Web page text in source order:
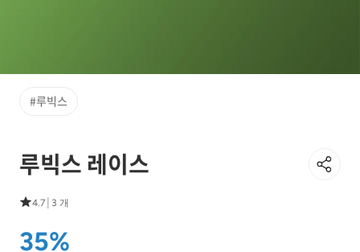
#루빅스
루빅스 레이스
4.7 3 개
35%